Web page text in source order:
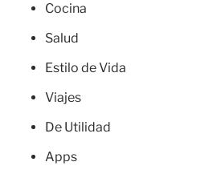
Cocina
Salud
Estilo de Vida
Viajes
De Utilidad
Apps